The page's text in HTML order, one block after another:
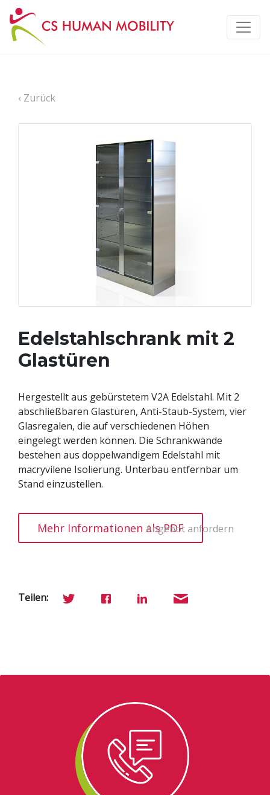
‹ Zurück
Edelstahlschrank mit 2
Glastüren
Hergestellt aus gebürstetem V2A Edelstahl. Mit 2
abschließbaren Glastüren, Anti-Staub-System, vier
Glasregalen, die auf verschiedenen Höhen
eingelegt werden können. Die Schrankwände
bestehen aus doppelwandigem Edelstahl mit
macryvilene Isolierung. Unterbau entfernbar um
Stand einzustellen.
Mehr Informationen als PDFAngebot anfordern
Teilen: